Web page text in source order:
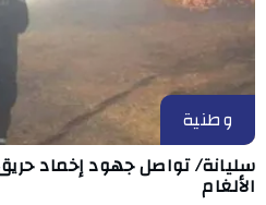
وطنية
سليانة/ تواصل جهود إخماد
الألغام